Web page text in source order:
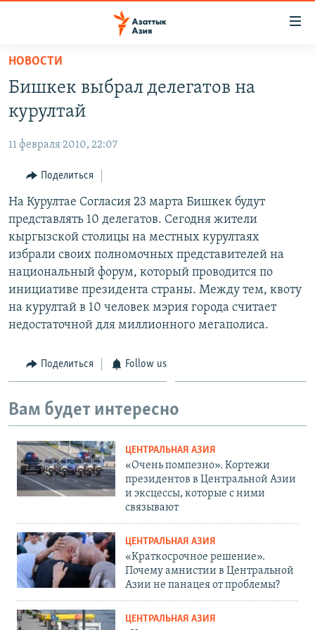
Вернуться
основному
содержанию
Вернутся
навигации
Вернутся
поиску
ЦЕНТРАЛЬНАЯ АЗИЯ
УЗБЕКИСТАН
ТАДЖИКИСТАН
ВОЙНА В УКРАИНЕ
НА ДРУГИХ ЯЗЫКАХ
ҚАЗАҚША
КЫРГЫЗЧА
ЎЗБЕКЧА
ТОҶИКӢ
TÜRKMENÇE
Все сайты РСЕ/РС
НОВОСТИ
Бишкек выбрал делегатов на
курултай
11 февраля 2010, 22:07
Поделиться
На Курултае Согласия 23 марта Бишкек будут
представлять 10 делегатов. Сегодня жители
кыргызской столицы на местных курултаях
избрали своих полномочных представителей на
национальный форум, который проводится по
инициативе президента страны. Между тем, квоту
на курултай в 10 человек мэрия города считает
недостаточной для миллионного мегаполиса.
Поделиться Follow us
Вам будет интересно
ЦЕНТРАЛЬНАЯ АЗИЯ
«Очень помпезно». Кортежи
президентов в Центральной Азии
и эксцессы, которые с ними
связывают
ЦЕНТРАЛЬНАЯ АЗИЯ
«Краткосрочное решение».
Почему амнистии в Центральной
Азии не панацея от проблемы?
ЦЕНТРАЛЬНАЯ АЗИЯ